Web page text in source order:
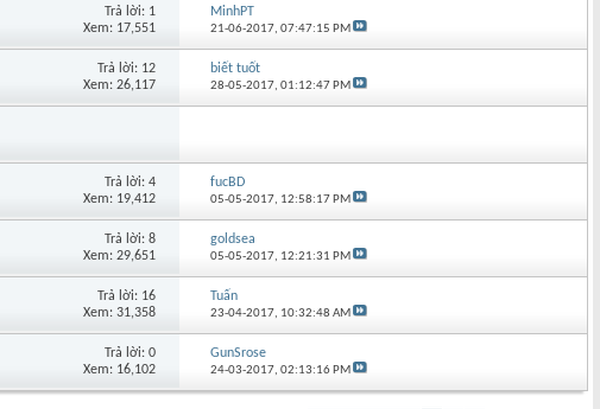
Trả lời: 1
Xem: 17,551
MinhPT
21-06-2017,07:47:15 PM
Trả lời: 12
Xem: 26,117
biết tuốt
28-05-2017,01:12:47 PM
Trả lời: 4
Xem: 19,412
fucBD
05-05-2017, 12:58:17 PM
Trả lời: 8
Xem: 29,651
goldsea
05-05-2017, 12:21:31 PM
Trả lời: 16
Xem: 31,358
Tuấn
23-04-2017, 10:32:48 AM
Trả lời: 0
Xem: 16,102
GunSrose
24-03-2017,02:13:16 PM